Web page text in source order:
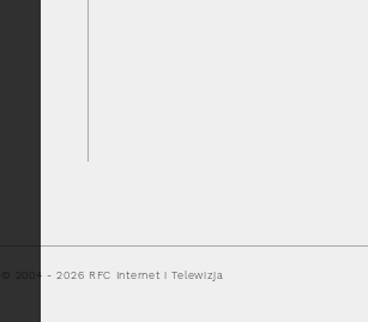
© 2004 - 2026 RFC Internet i Telewizja